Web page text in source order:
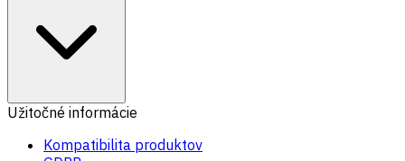
Užitočné informácie
Kompatibilita produktov